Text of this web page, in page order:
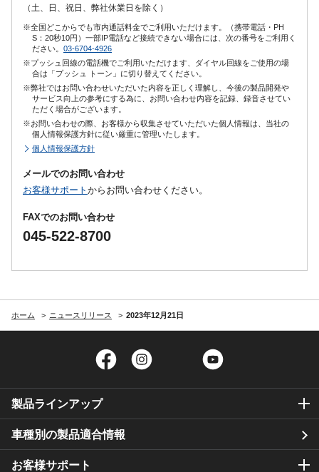
（土、日、祝日、弊社休業日を除く）
※全国どこからでも市内通話料金でご利用いただけます。（携帯電話・PH
S：20秒10円）一部IP電話など接続できない場合には、次の番号をご利用く
ださい。 03-6704-4926
※プッシュ回線の電話機でご利用いただけます、ダイヤル回線をご使用の場
合は「プッシュ トーン」に切り替えてください。
※弊社ではお問い合わせいただいた内容を正しく理解し、今後の製品開発や
サービス向上の参考にする為に、お問い合わせ内容を記録、録音させてい
ただく場合がございます。
※お問い合わせの際、お客様から収集させていただいた個人情報は、当社の
個人情報保護方針に従い厳重に管理いたします。
個人情報保護方針
メールでのお問い合わせ
お客様サポート からお問い合わせください。
FAXでのお問い合わせ
045-522-8700
ホーム ニュースリリース 2023年12月21日
Facebook Twitter
製品ラインアップ
車種別の製品適合情報
お客様サポート